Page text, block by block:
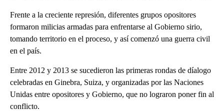
Frente a la creciente represión, diferentes grupos opositores
formaron milicias armadas para enfrentarse al Gobierno sirio,
tomando territorio en el proceso, y así comenzó una guerra civil
en el país.
Entre 2012 y 2013 se sucedieron las primeras rondas de díalogo
celebradas en Ginebra, Suiza, y organizadas por las Naciones
Unidas entre opositores y Gobierno, que no lograron poner fin al
conflicto.